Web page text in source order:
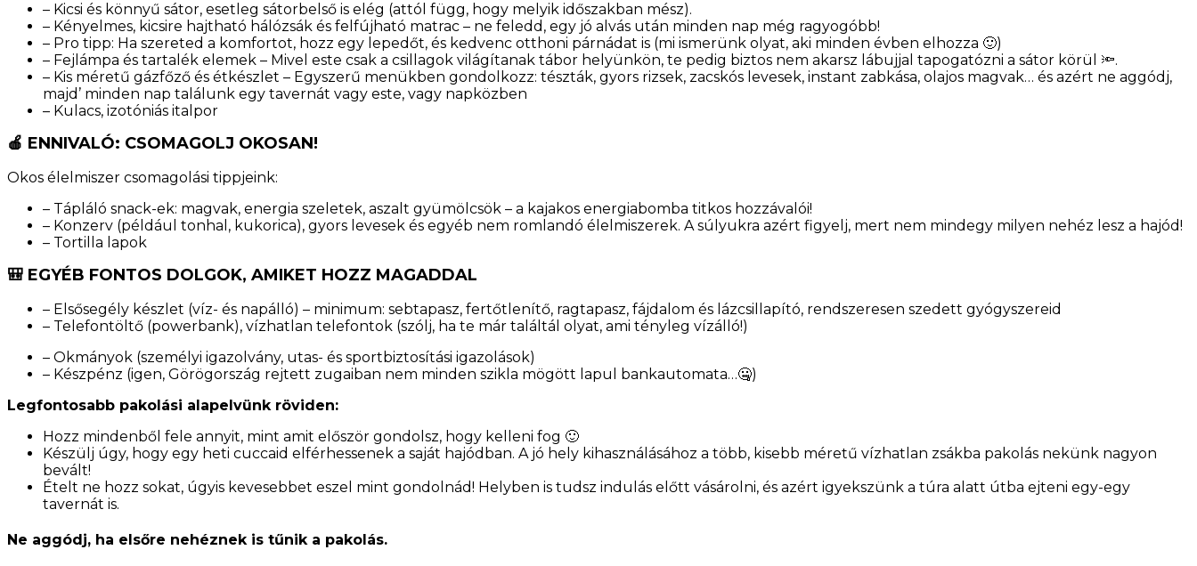
– Kicsi és könnyű sátor, esetleg sátorbelső is elég (attól függ, hogy melyik időszakban mész).
– Kényelmes, kicsire hajtható hálózsák és felfújható matrac – ne feledd, egy jó alvás után minden nap még ragyogóbb!
– Pro tipp: Ha szereted a komfortot, hozz egy lepedőt, és kedvenc otthoni párnádat is (mi ismerünk olyat, aki minden évben elhozza 🙂)
– Fejlámpa és tartalék elemek – Mivel este csak a csillagok világítanak tábor helyünkön, te pedig biztos nem akarsz lábujjal tapogatózni a sátor körül 🔦.
– Kis méretű gázfőző és étkészlet – Egyszerű menükben gondolkozz: tészták, gyors rizsek, zacskós levesek, instant zabkása, olajos magvak… és azért ne aggódj,
majd’ minden nap találunk egy tavernát vagy este, vagy napközben
– Kulacs, izotóniás italpor
🍎 ENNIVALÓ: CSOMAGOLJ OKOSAN!
Okos élelmiszer csomagolási tippjeink:
– Tápláló snack-ek: magvak, energia szeletek, aszalt gyümölcsök – a kajakos energiabomba titkos hozzávalói!
– Konzerv (például tonhal, kukorica), gyors levesek és egyéb nem romlandó élelmiszerek. A súlyukra azért figyelj, mert nem mindegy milyen nehéz lesz a hajód!
– Tortilla lapok
🎒 EGYÉB FONTOS DOLGOK, AMIKET HOZZ MAGADDAL
– Elsősegély készlet (víz- és napálló) – minimum: sebtapasz, fertőtlenítő, ragtapasz, fájdalom és lázcsillapító, rendszeresen szedett gyógyszereid
– Telefontöltő (powerbank), vízhatlan telefontok (szólj, ha te már találtál olyat, ami tényleg vízálló!)
– Okmányok (személyi igazolvány, utas- és sportbiztosítási igazolások)
– Készpénz (igen, Görögország rejtett zugaiban nem minden szikla mögött lapul bankautomata…🤐)
Legfontosabb pakolási alapelvünk röviden:
Hozz mindenből fele annyit, mint amit először gondolsz, hogy kelleni fog 🙂
Készülj úgy, hogy egy heti cuccaid elférhessenek a saját hajódban. A jó hely kihasználásához a több, kisebb méretű vízhatlan zsákba pakolás nekünk nagyon
bevált!
Ételt ne hozz sokat, úgyis kevesebbet eszel mint gondolnád! Helyben is tudsz indulás előtt vásárolni, és azért igyekszünk a túra alatt útba ejteni egy-egy
tavernát is.
Ne aggódj, ha elsőre nehéznek is tűnik a pakolás.